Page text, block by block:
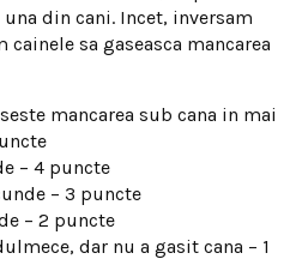
din cani. Incet, inversam
sa gaseasca mancarea
mancarea sub cana in mai
– 4 puncte
– 3 puncte
– 2 puncte
dar nu a gasit cana – 1